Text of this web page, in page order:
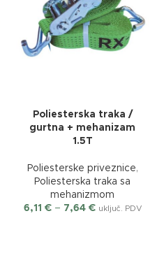
Poliesterska traka /
gurtna + mehanizam
1.5T
Poliesterske priveznice,
Poliesterska traka sa
mehanizmom
6,11 € – 7,64 € uključ. PDV